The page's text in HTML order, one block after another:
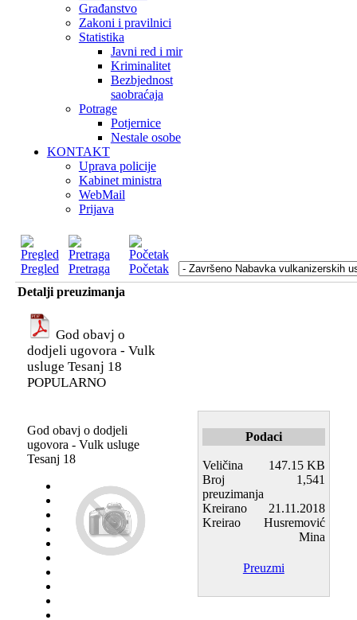
Građanstvo
Zakoni i pravilnici
Statistika
Javni red i mir
Kriminalitet
Bezbjednost
saobraćaja
Potrage
Potjernice
Nestale osobe
KONTAKT
Uprava policije
Kabinet ministra
WebMail
Prijava
Pregled Pretraga
Početak
Detalji preuzimanja
God obavj o
dodjeli ugovora - Vulk
usluge Tesanj 18
POPULARNO
God obavj o dodjeli
ugovora - Vulk usluge
Tesanj 18
Podaci
Veličina
147.15 KB
Broj
preuzimanja
1,541
Kreirano
21.11.2018
Kreirao
Husremović
Mina
Preuzmi